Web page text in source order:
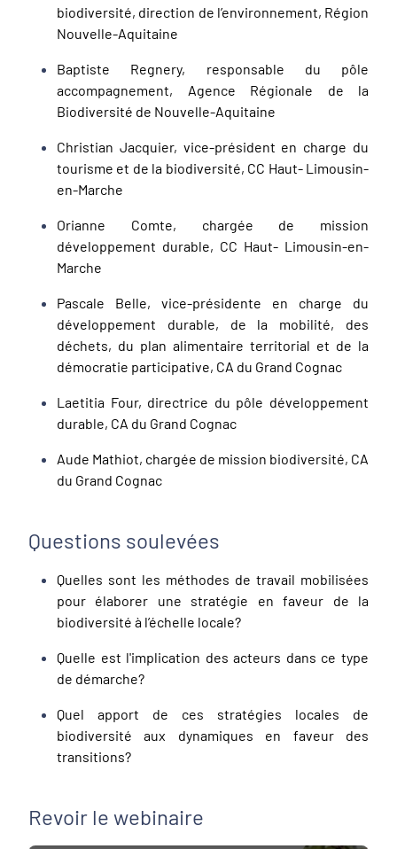
biodiversité, direction de l’environnement, Région
Nouvelle-Aquitaine
Baptiste Regnery, responsable du pôle
accompagnement, Agence Régionale de la
Biodiversité de Nouvelle-Aquitaine
Christian Jacquier, vice-président en charge du
tourisme et de la biodiversité, CC Haut- Limousin-
en-Marche
Orianne Comte, chargée de mission
développement durable, CC Haut- Limousin-en-
Marche
Pascale Belle, vice-présidente en charge du
développement durable, de la mobilité, des
déchets, du plan alimentaire territorial et de la
démocratie participative, CA du Grand Cognac
Laetitia Four, directrice du pôle développement
durable, CA du Grand Cognac
Aude Mathiot, chargée de mission biodiversité, CA
du Grand Cognac
Questions soulevées
Quelles sont les méthodes de travail mobilisées
pour élaborer une stratégie en faveur de la
biodiversité à l’échelle locale?
Quelle est l'implication des acteurs dans ce type
de démarche?
Quel apport de ces stratégies locales de
biodiversité aux dynamiques en faveur des
transitions?
Revoir le webinaire